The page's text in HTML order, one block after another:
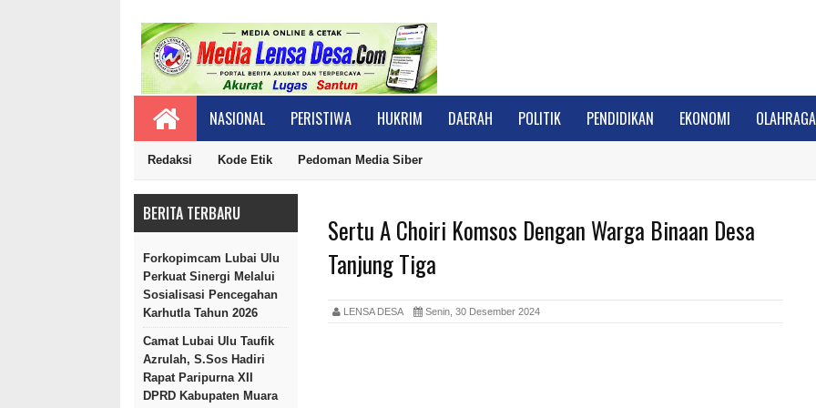
NASIONAL PERISTIWA HUKRIM DAERAH POLITIK PENDIDIKAN EKONOMI OLAHRAGA
Redaksi Kode Etik Pedoman Media Siber
BERITA TERBARU
Forkopimcam Lubai Ulu
Perkuat Sinergi Melalui
Sosialisasi Pencegahan
Karhutla Tahun 2026
Camat Lubai Ulu Taufik
Azrulah, S.Sos Hadiri
Rapat Paripurna XII
DPRD Kabupaten Muara
Sertu A Choiri Komsos Dengan Warga Binaan Desa
Tanjung Tiga
LENSA DESA Senin, 30 Desember 2024